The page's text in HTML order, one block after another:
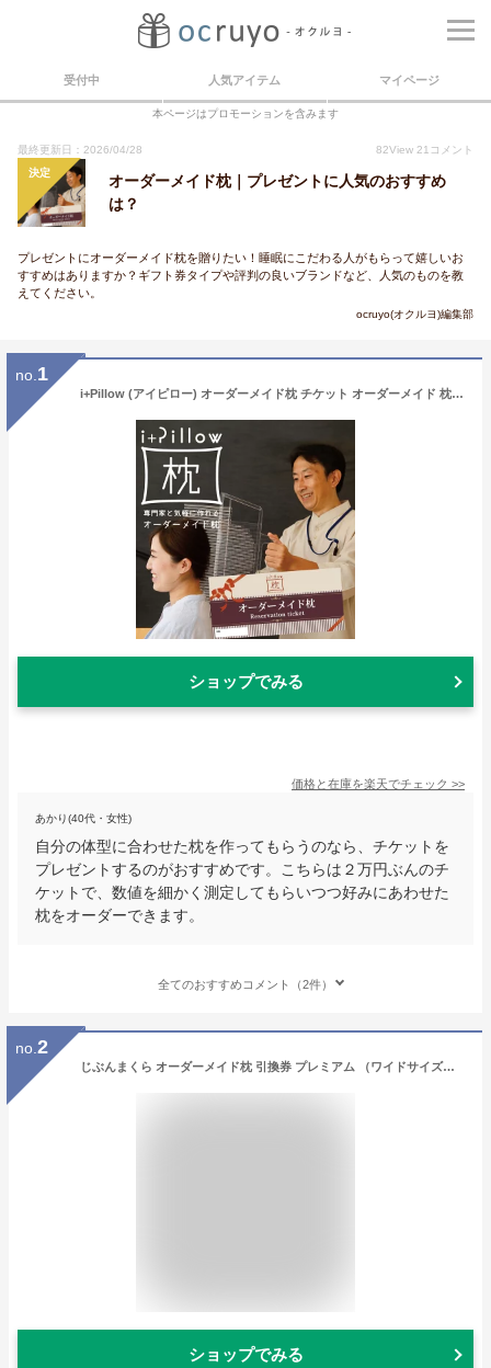
受付中 人気アイテム マイページ
本ページはプロモーションを含みます
最終更新日：2026/04/28 82View 21 コメント
決定
オーダーメイド枕｜プレゼントに人気のおすすめ
は？
プレゼントにオーダーメイド枕を贈りたい！睡眠にこだわる人がもらって嬉しいお
すすめはありますか？ギフト券タイプや評判の良いブランドなど、人気のものを教
えてください。
ocruyo(オクルヨ)編集部
no. 1
i+Pillow (アイピロー) オーダーメイド枕 チケット オーダーメイド 枕 券 まくら マクラ ギフト プレゼント 景品 おすすめ オススメ ギフトチケット ギフト券 2万円 二万円 交換 忘年会 オーダーまくら オーダー枕 オーダーメイドまくら オーダーメード オーダーメード枕
ショップでみる
価格と在庫を楽天でチェック >>
あかり(40代・女性)
自分の体型に合わせた枕を作ってもらうのなら、チケットを
プレゼントするのがおすすめです。こちらは２万円ぶんのチ
ケットで、数値を細かく測定してもらいつつ好みにあわせた
枕をオーダーできます。
全てのおすすめコメント（2件）
no. 2
じぶんまくら オーダーメイド枕 引換券 プレミアム （ワイドサイズ枕 43×70cm） プレゼント券 ギフト券 メンテナンス無料 高級枕 誕生日 母の日 父の日 敬老の日 贈り物 新居祝い 結婚祝い
ショップでみる